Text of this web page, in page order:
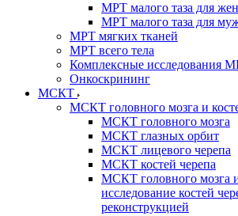
МРТ малого таза для
МРТ малого таза для
МРТ мягких тканей
МРТ всего тела
Комплексные исследования
Онкоскрининг
МСКТ
МСКТ головного мозга и
МСКТ головного мозга
МСКТ глазных орбит
МСКТ лицевого черепа
МСКТ костей черепа
МСКТ головного мозга
исследование костей
реконструкцией